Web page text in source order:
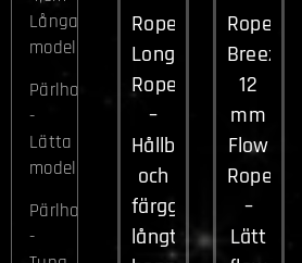
Långa
modeller
Pärlhopprep
-
Lätta
modeller
Pärlhopprep
-
Ropee
Long
Rope
–
Hållbart
och
färgglatt
långt
Ropee
Breeze
12
mm
Flow
Rope
–
Lätt